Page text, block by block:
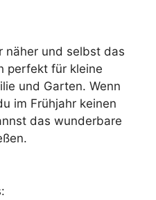
näher und selbst das
perfekt für kleine
und Garten. Wenn
im Frühjahr keinen
das wunderbare